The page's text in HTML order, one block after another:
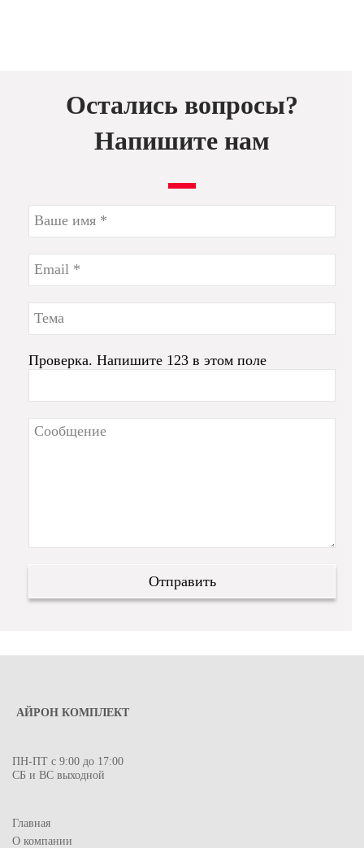
Остались вопросы?
Напишите нам
Проверка. Напишите 123 в этом поле
АЙРОН КОМПЛЕКТ
ПН-ПТ с 9:00 до 17:00
СБ и ВС выходной
Главная
О компании